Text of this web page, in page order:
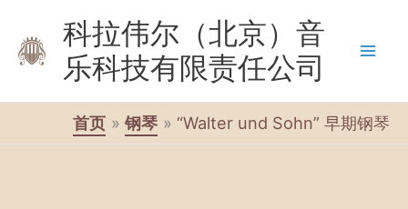
科拉伟尔（北京）音
乐科技有限责任公司
首页 钢琴 “Walter und Sohn” 早期钢琴